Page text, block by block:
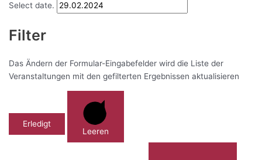
Select date.
Filter
Das Ändern der Formular-Eingabefelder wird die Liste der
Veranstaltungen mit den gefilterten Ergebnissen aktualisieren
Erledigt
Leeren